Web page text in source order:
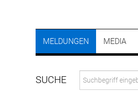
MELDUNGEN MEDIA